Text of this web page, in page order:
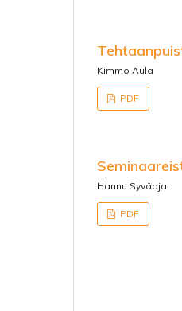
Kimmo Aula
PDF
Hannu Syväoja
PDF